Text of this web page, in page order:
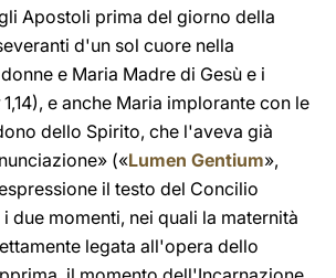
Apostoli prima del giorno della
d'un sol cuore nella
e Maria Madre di Gesù e i
1,14), e anche Maria implorante con le
dello Spirito, che l'aveva già
(«Lumen Gentium»,
il testo del Concilio
due momenti, nei quali la maternità
legata all'opera dello